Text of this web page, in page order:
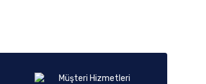
Müşteri Hizmetleri